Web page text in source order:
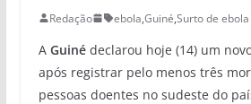
Redação ebola,Guiné,Surto de ebola
A Guiné declarou hoje (14) um
após registrar pelo menos três
pessoas doentes no sudeste do